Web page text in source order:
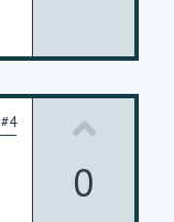
e
#4
0